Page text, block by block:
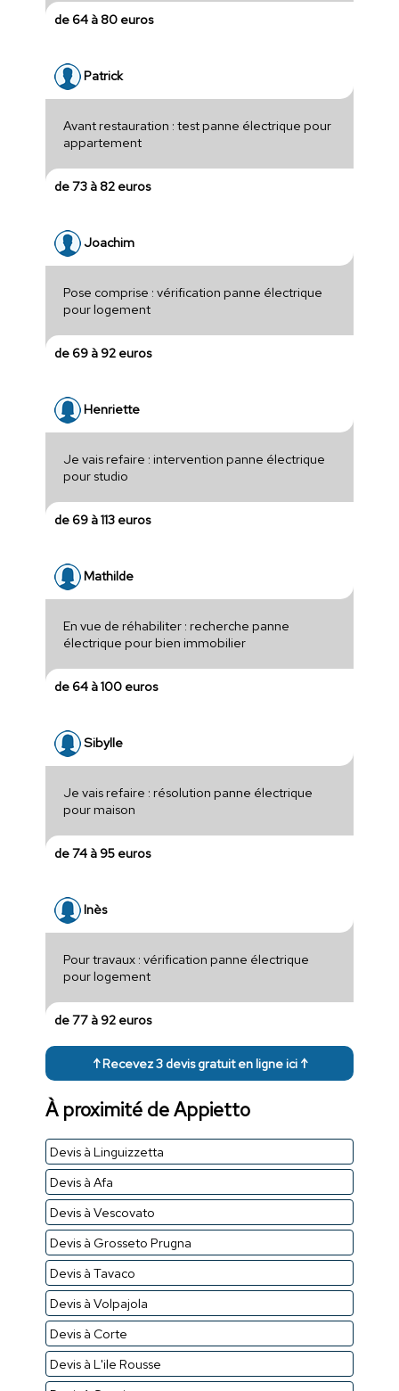
de 64 à 80 euros
Patrick
Avant restauration : test panne électrique pour
appartement
de 73 à 82 euros
Joachim
Pose comprise : vérification panne électrique
pour logement
de 69 à 92 euros
Henriette
Je vais refaire : intervention panne électrique
pour studio
de 69 à 113 euros
Mathilde
En vue de réhabiliter : recherche panne
électrique pour bien immobilier
de 64 à 100 euros
Sibylle
Je vais refaire : résolution panne électrique
pour maison
de 74 à 95 euros
Inès
Pour travaux : vérification panne électrique
pour logement
de 77 à 92 euros
↑ Recevez 3 devis gratuit en ligne ici ↑
À proximité de Appietto
Devis à Linguizzetta
Devis à Afa
Devis à Vescovato
Devis à Grosseto Prugna
Devis à Tavaco
Devis à Volpajola
Devis à Corte
Devis à L'ile Rousse